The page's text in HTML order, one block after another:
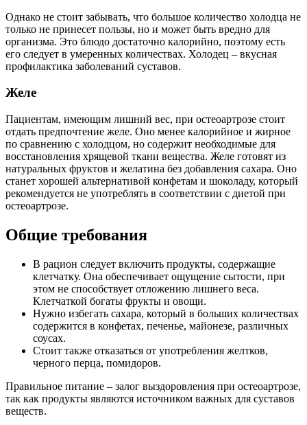
Однако не стоит забывать, что большое количество холодца не
только не принесет пользы, но и может быть вредно для
организма. Это блюдо достаточно калорийно, поэтому есть
его следует в умеренных количествах. Холодец – вкусная
профилактика заболеваний суставов.
Желе
Пациентам, имеющим лишний вес, при остеоартрозе стоит
отдать предпочтение желе. Оно менее калорийное и жирное
по сравнению с холодцом, но содержит необходимые для
восстановления хрящевой ткани вещества. Желе готовят из
натуральных фруктов и желатина без добавления сахара. Оно
станет хорошей альтернативой конфетам и шоколаду, который
рекомендуется не употреблять в соответствии с диетой при
остеоартрозе.
Общие требования
В рацион следует включить продукты, содержащие
клетчатку. Она обеспечивает ощущение сытости, при
этом не способствует отложению лишнего веса.
Клетчаткой богаты фрукты и овощи.
Нужно избегать сахара, который в больших количествах
содержится в конфетах, печенье, майонезе, различных
соусах.
Стоит также отказаться от употребления желтков,
черного перца, помидоров.
Правильное питание – залог выздоровления при остеоартрозе,
так как продукты являются источником важных для суставов
веществ.